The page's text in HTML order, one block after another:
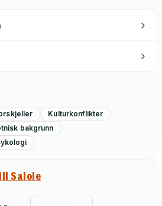
Kulturkonflikter
bakgrunn
Salole